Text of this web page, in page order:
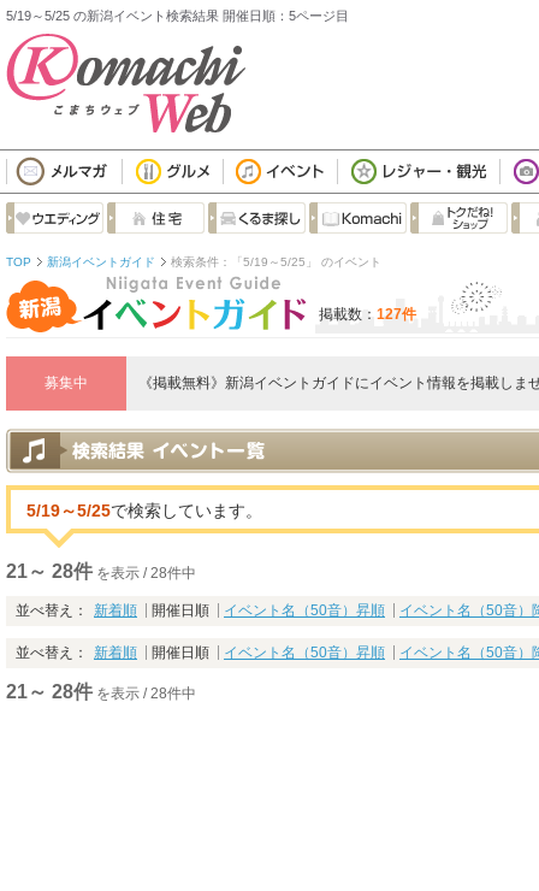
5/19～5/25 の新潟イベント検索結果 開催日順：5ページ目
TOP 新潟イベントガイド 検索条件：「5/19～5/25」 のイベント
掲載数： 127件
募集中 《掲載無料》新潟イベントガイドにイベント情報を掲載しま
5/19～5/25で検索しています。
21～ 28件 を表示 / 28件中
並べ替え： 新着順 開催日順 イベント名（50音）昇順 イベント名（50音）
並べ替え： 新着順 開催日順 イベント名（50音）昇順 イベント名（50音）
21～ 28件 を表示 / 28件中